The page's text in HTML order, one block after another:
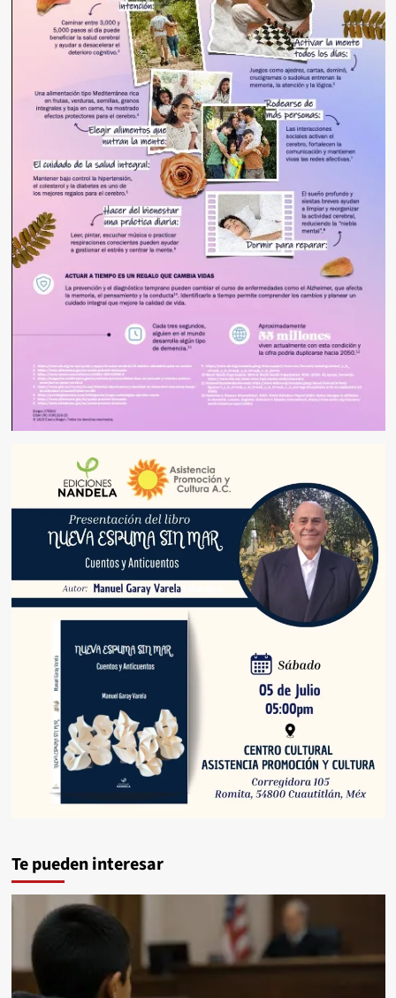
Te pueden interesar